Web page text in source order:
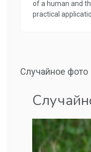
of a human and
practical
Случайное фото